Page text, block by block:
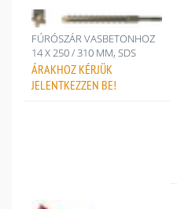
FÚRÓSZÁR VASBETONHOZ
14 X 250 / 310 MM, SDS
ÁRAKHOZ KÉRJÜK
JELENTKEZZEN BE!